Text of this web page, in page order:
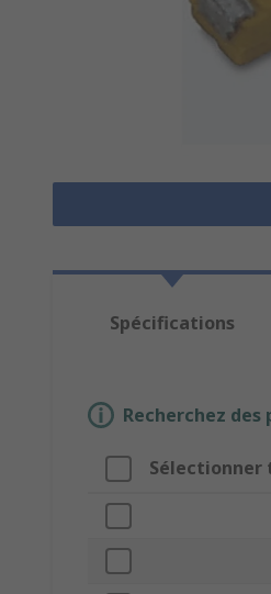
Spécifications
Recherchez
Sélectionner